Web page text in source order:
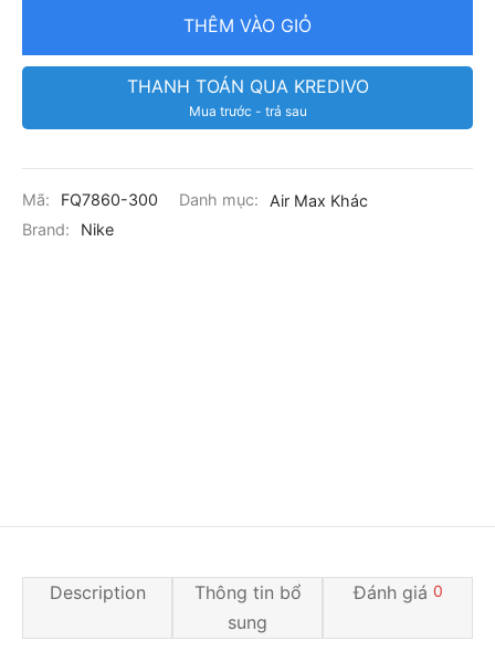
THÊM VÀO GIỎ
THANH TOÁN QUA KREDIVO
Mua trước - trả sau
Mã: FQ7860-300 Danh mục:
Air Max Khác
Brand:
Nike
Description
Thông tin bổ
sung
Đánh giá 0